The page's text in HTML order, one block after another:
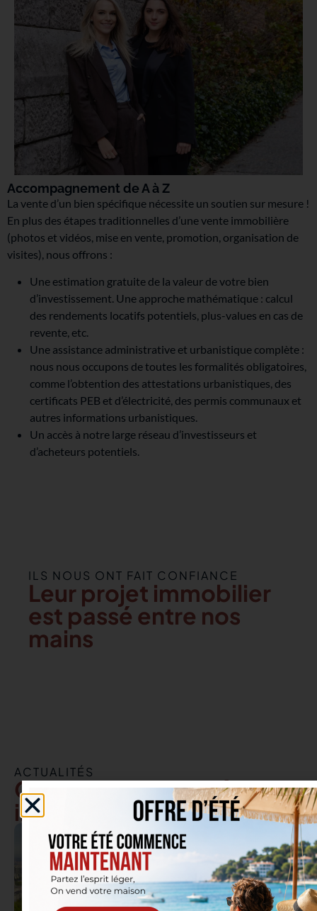
Accompagnement de A à Z
La vente d’un bien spécifique nécessite un soutien sur mesure !
En plus des étapes traditionnelles d’une vente immobilière
(photos et vidéos, mise en vente, promotion, organisation de
visites), nous offrons :
Une estimation gratuite de la valeur de votre bien
d’investissement. Une approche mathématique : calcul
des rendements locatifs potentiels, plus-values en cas de
revente, etc.
Une assistance administrative et urbanistique complète :
nous nous occupons de toutes les formalités obligatoires,
comme l’obtention des attestations urbanistiques, des
certificats PEB et d’électricité, des permis communaux et
autres informations urbanistiques.
Un accès à notre large réseau d’investisseurs et
d’acheteurs potentiels.
ILS NOUS ONT FAIT CONFIANCE
Leur projet immobilier
est passé entre nos
mains
ACTUALITÉS
Conseils & actualités
immobilières